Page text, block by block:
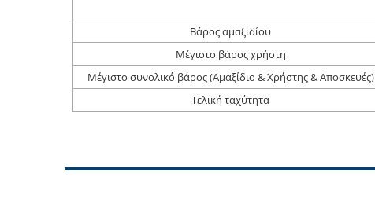
Βάρος αμαξιδίου
Μέγιστο βάρος χρήστη
Μέγιστο συνολικό βάρος (Αμαξίδιο & Χρήστης & Αποσκευές)
Τελική ταχύτητα